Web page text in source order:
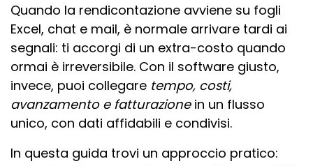
Quando la rendicontazione avviene su fogli
Excel, chat e mail, è normale arrivare tardi ai
segnali: ti accorgi di un extra-costo quando
ormai è irreversibile. Con il software giusto,
invece, puoi collegare tempo, costi,
avanzamento e fatturazionein un flusso
unico, con dati affidabili e condivisi.
In questa guida trovi un approccio pratico: